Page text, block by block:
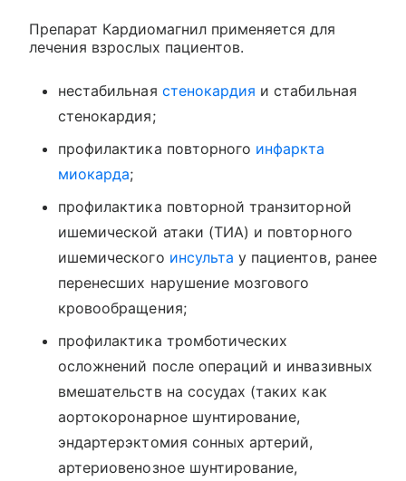
Препарат Кардиомагнил применяется для
лечения взрослых пациентов.
нестабильная стенокардия и стабильная
стенокардия;
профилактика повторного инфаркта
миокарда;
профилактика повторной транзиторной
ишемической атаки (ТИА) и повторного
ишемического инсульта у пациентов, ранее
перенесших нарушение мозгового
кровообращения;
профилактика тромботических
осложнений после операций и инвазивных
вмешательств на сосудах (таких как
аортокоронарное шунтирование,
эндартерэктомия сонных артерий,
артериовенозное шунтирование,